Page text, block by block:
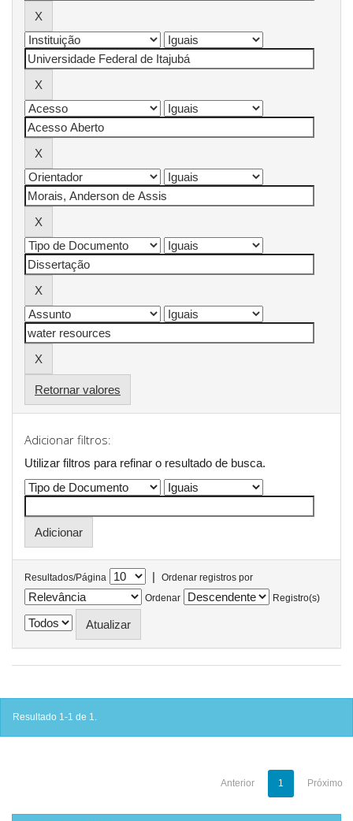
Retornar valores
Adicionar filtros:
Utilizar filtros para refinar o resultado de busca.
Resultados/Página |
Ordenar registros por
Ordenar
Registro(s)
Resultado 1-1 de 1.
Anterior 1 Próximo